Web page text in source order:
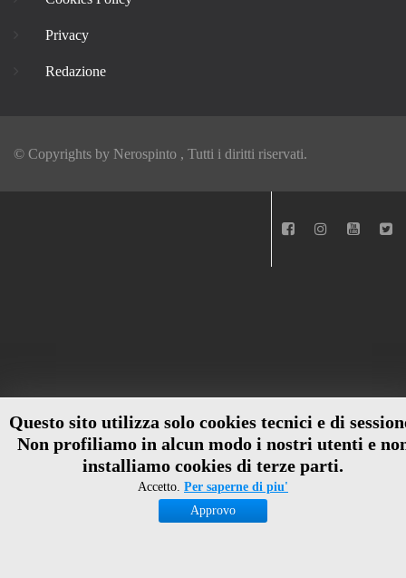
Questo sito utilizza solo cookies tecnici e di
Non profiliamo in alcun modo i nostri utenti e
installiamo cookies di terze parti.
Accetto. Per saperne di piu'
Approvo
Privacy
Redazione
© Copyrights by Nerospinto , Tutti i diritti riservati.